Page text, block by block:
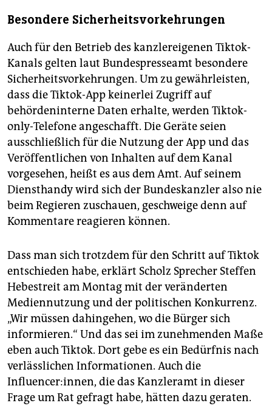
Besondere Sicherheitsvorkehrungen
Auch für den Betrieb des kanzlereigenen Tiktok-
Kanals gelten laut Bundespresseamt besondere
Sicherheitsvorkehrungen. Um zu gewährleisten,
dass die Tiktok-App keinerlei Zugriff auf
behördeninterne Daten erhalte, werden Tiktok-
only-Telefone angeschafft. Die Geräte seien
ausschließlich für die Nutzung der App und das
Veröffentlichen von Inhalten auf dem Kanal
vorgesehen, heißt es aus dem Amt. Auf seinem
Diensthandy wird sich der Bundeskanzler also nie
beim Regieren zuschauen, geschweige denn auf
Kommentare reagieren können.
Dass man sich trotzdem für den Schritt auf Tiktok
entschieden habe, erklärt Scholz Sprecher Steffen
Hebestreit am Montag mit der veränderten
Mediennutzung und der politischen Konkurrenz.
„Wir müssen dahingehen, wo die Bürger sich
informieren.“ Und das sei im zunehmenden Maße
eben auch Tiktok. Dort gebe es ein Bedürfnis nach
verlässlichen Informationen. Auch die
Influencer:innen, die das Kanzleramt in dieser
Frage um Rat gefragt habe, hätten dazu geraten.